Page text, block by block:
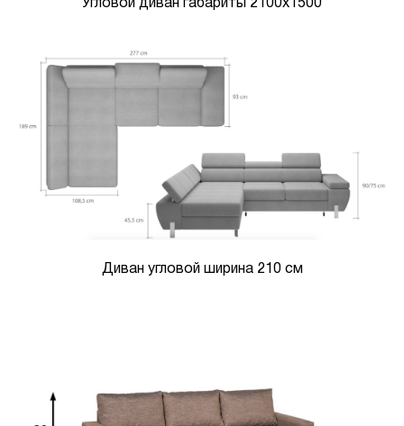
Угловой диван габариты 2100х1500
Диван угловой ширина 210 см